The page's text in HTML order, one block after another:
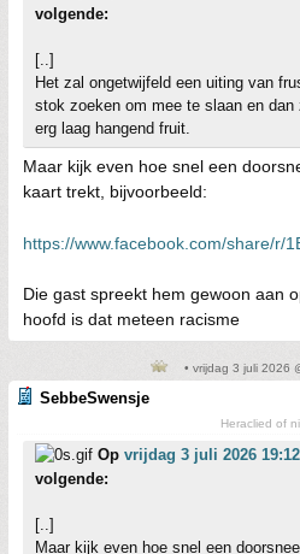
volgende:
[..]
Het zal ongetwijfeld een uiting van
stok zoeken om mee te slaan en
erg laag hangend fruit.
Maar kijk even hoe snel een
kaart trekt, bijvoorbeeld:
https://www.facebook.com/share/r/
Die gast spreekt hem gewoon aan
hoofd is dat meteen racisme
• vrijdag 3 juli 2026
SebbeSwensje
Heraclied of
Op vrijdag 3 juli 2026 19:12
volgende:
[..]
Maar kijk even hoe snel een